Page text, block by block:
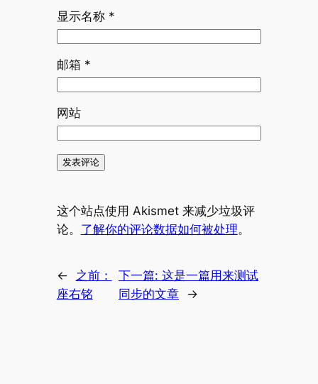
显示名称 *
邮箱 *
网站
这个站点使用 Akismet 来减少垃圾评
论。 了解你的评论数据如何被处理。
←
之前：
座右铭
下一篇: 这是一篇用来测试
同步的文章
→